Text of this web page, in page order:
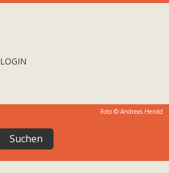
LOGIN
Foto © Andreas Herold